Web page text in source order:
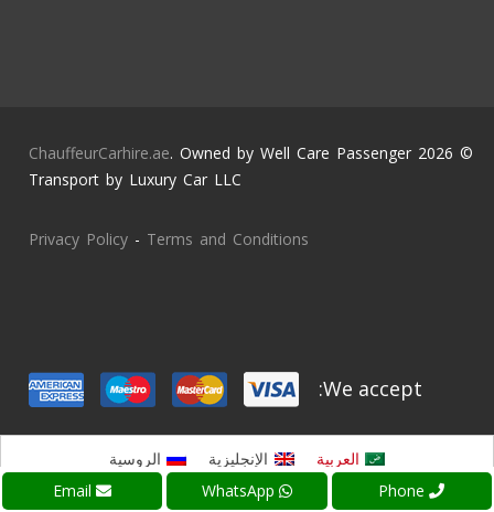
Phone
Email
© 2026
ChauffeurCarhire.ae. Owned by Well Care Passenger
Transport by Luxury Car LLC
Privacy Policy - Terms and Conditions
We accept:
العربية الإنجليزية الروسية